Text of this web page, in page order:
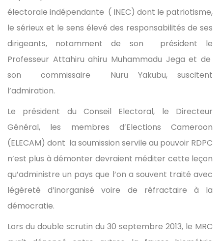
électorale indépendante ( INEC) dont le patriotisme,
le sérieux et le sens élevé des responsabilités de ses
dirigeants, notamment de son président le
Professeur Attahiru ahiru Muhammadu Jega et de
son commissaire Nuru Yakubu, suscitent
l’admiration.
Le président du Conseil Electoral, le Directeur
Général, les membres d’Elections Cameroon
(ELECAM) dont la soumission servile au pouvoir RDPC
n’est plus à démonter devraient méditer cette leçon
qu’administre un pays que l’on a souvent traité avec
légèreté d’inorganisé voire de réfractaire à la
démocratie.
Lors du double scrutin du 30 septembre 2013, le MRC